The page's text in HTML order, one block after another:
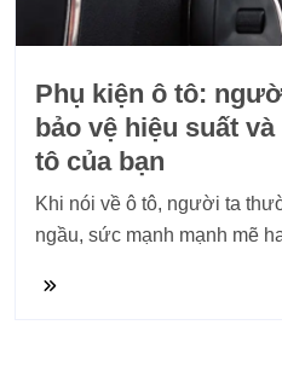
Phụ kiện ô tô:
bảo vệ hiệu suất
tô của bạn
​Khi nói về ô tô, người ta
ngầu, sức mạnh mạnh mẽ